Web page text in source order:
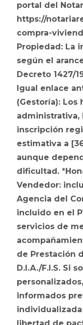
portal del
https://
compra-
Propiedad: La
según el
Decreto 1427/
Igual enlace
(Gestoría): Los
inscripción
estimativa a
aunque
dificultad.
Vendedor:
Agencia del
incluido en el
servicios de
de Prestación
D.I.A./F.I.S. Si
informados